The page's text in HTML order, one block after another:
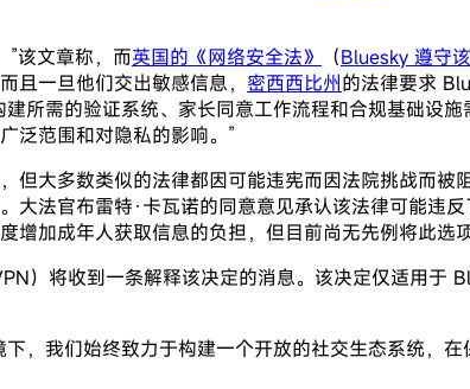
该文章称，而英国的《网络安全法》 （Bluesky 遵守
一旦他们交出敏感信息， 密西西比州的法律要求
所需的验证系统、家长同意工作流程和合规基础设
泛范围和对隐私的影响。”
但大多数类似的法律都因可能违宪而因法院挑战而
法官布雷特·卡瓦诺的同意意见承认该法律可能违
加成年人获取信息的负担，但目前尚无先例将此选
）将收到一条解释该决定的消息。该决定仅适用于
，我们始终致力于构建一个开放的社交生态系统，